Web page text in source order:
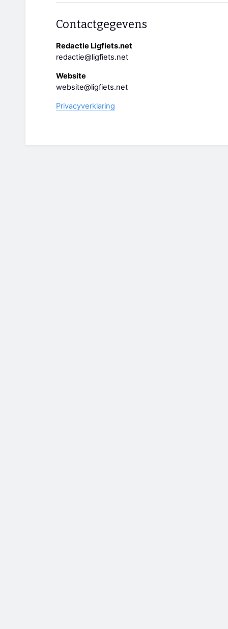
Contactgegevens
Redactie Ligfiets.net
redactie@ligfiets.net
Website
website@ligfiets.net
Privacyverklaring